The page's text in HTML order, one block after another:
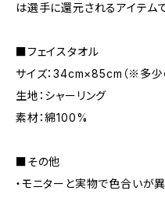
は選手に還元されるアイテムで
■フェイスタオル
サイズ：34cm×85cm（※多少
生地：シャーリング
素材：綿100%
■その他
・モニターと実物で色合いが